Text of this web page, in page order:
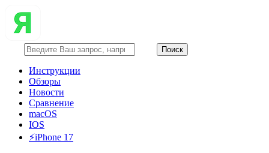
Инструкции
Обзоры
Новости
Сравнение
macOS
IOS
⚡️iPhone 17